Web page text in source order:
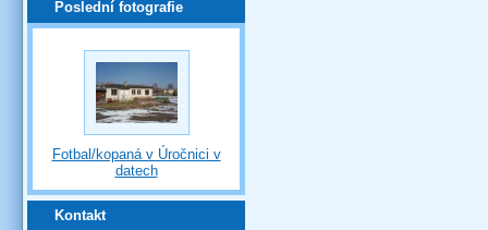
Poslední fotografie
Fotbal/kopaná v Úročnici v
datech
Kontakt